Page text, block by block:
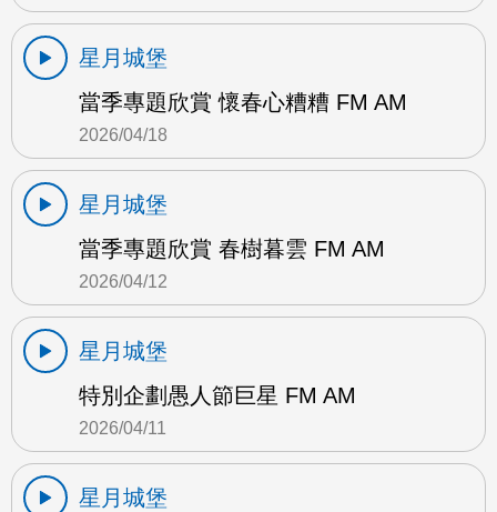
星月城堡
當季專題欣賞 懷春心糟糟 FM AM
2026/04/18
星月城堡
當季專題欣賞 春樹暮雲 FM AM
2026/04/12
星月城堡
特別企劃愚人節巨星 FM AM
2026/04/11
星月城堡